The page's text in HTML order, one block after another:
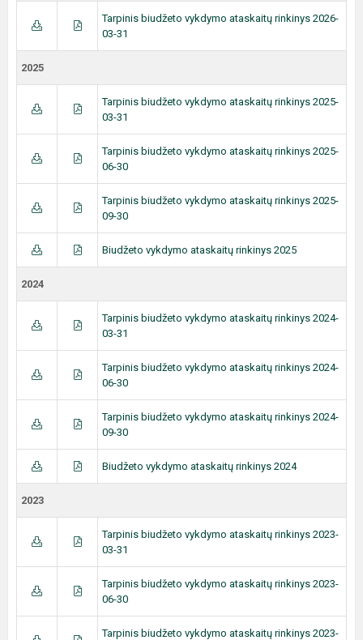
Tarpinis biudžeto vykdymo ataskaitų rinkinys 2026-
03-31
2025
Tarpinis biudžeto vykdymo ataskaitų rinkinys 2025-
03-31
Tarpinis biudžeto vykdymo ataskaitų rinkinys 2025-
06-30
Tarpinis biudžeto vykdymo ataskaitų rinkinys 2025-
09-30
Biudžeto vykdymo ataskaitų rinkinys 2025
2024
Tarpinis biudžeto vykdymo ataskaitų rinkinys 2024-
03-31
Tarpinis biudžeto vykdymo ataskaitų rinkinys 2024-
06-30
Tarpinis biudžeto vykdymo ataskaitų rinkinys 2024-
09-30
Biudžeto vykdymo ataskaitų rinkinys 2024
2023
Tarpinis biudžeto vykdymo ataskaitų rinkinys 2023-
03-31
Tarpinis biudžeto vykdymo ataskaitų rinkinys 2023-
06-30
Tarpinis biudžeto vykdymo ataskaitų rinkinys 2023-